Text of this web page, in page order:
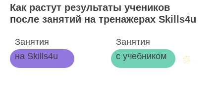
Как растут результаты учеников
после занятий на тренажерах Skills4u
Занятия
на Skills4u
Занятия
с учебником